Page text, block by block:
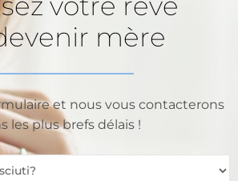
mère
et nous vous contacterons
les plus brefs délais !